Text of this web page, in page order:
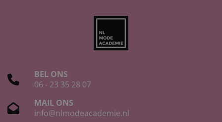
BEL ONS
06 - 23 35 28 07
MAIL ONS
info@nlmodeacademie.nl